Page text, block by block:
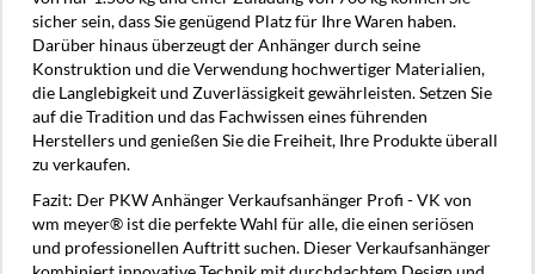
sicher sein, dass Sie genügend Platz für Ihre Waren haben.
Darüber hinaus überzeugt der Anhänger durch seine
Konstruktion und die Verwendung hochwertiger Materialien,
die Langlebigkeit und Zuverlässigkeit gewährleisten. Setzen Sie
auf die Tradition und das Fachwissen eines führenden
Herstellers und genießen Sie die Freiheit, Ihre Produkte überall
zu verkaufen.
Fazit: Der PKW Anhänger Verkaufsanhänger Profi - VK von
wm meyer® ist die perfekte Wahl für alle, die einen seriösen
und professionellen Auftritt suchen. Dieser Verkaufsanhänger